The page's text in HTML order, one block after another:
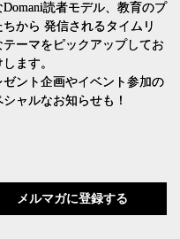
Domani読者モデル、教育のプ
ちから 発信されるタイムリ
テーマをピックアップしてお
ます。
ゼント企画やイベント参加の
シャルなお知らせも！
メルマガに登録する